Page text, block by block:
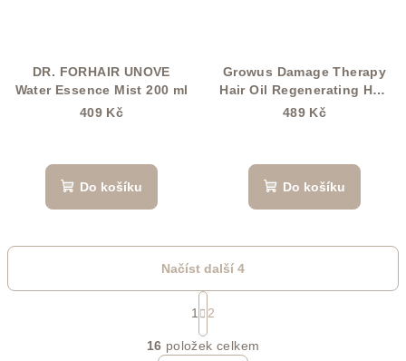
DR. FORHAIR UNOVE
Water Essence Mist 200 ml
409 Kč
Do košíku
Growus Damage Therapy
Hair Oil Regenerating Hair
Oil 65ml
489 Kč
Do košíku
O
v
Načíst další 4
S
t
r
á
1 2
16 položek celkem